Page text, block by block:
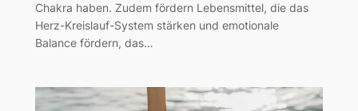
Chakra haben. Zudem fördern Lebensmittel, die das
Herz-Kreislauf-System stärken und emotionale
Balance fördern, das…